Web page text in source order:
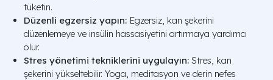
tüketin.
Düzenli egzersiz yapın: Egzersiz, kan şekerini
düzenlemeye ve insülin hassasiyetini artırmaya yardımcı
olur.
Stres yönetimi tekniklerini uygulayın: Stres, kan
şekerini yükseltebilir. Yoga, meditasyon ve derin nefes